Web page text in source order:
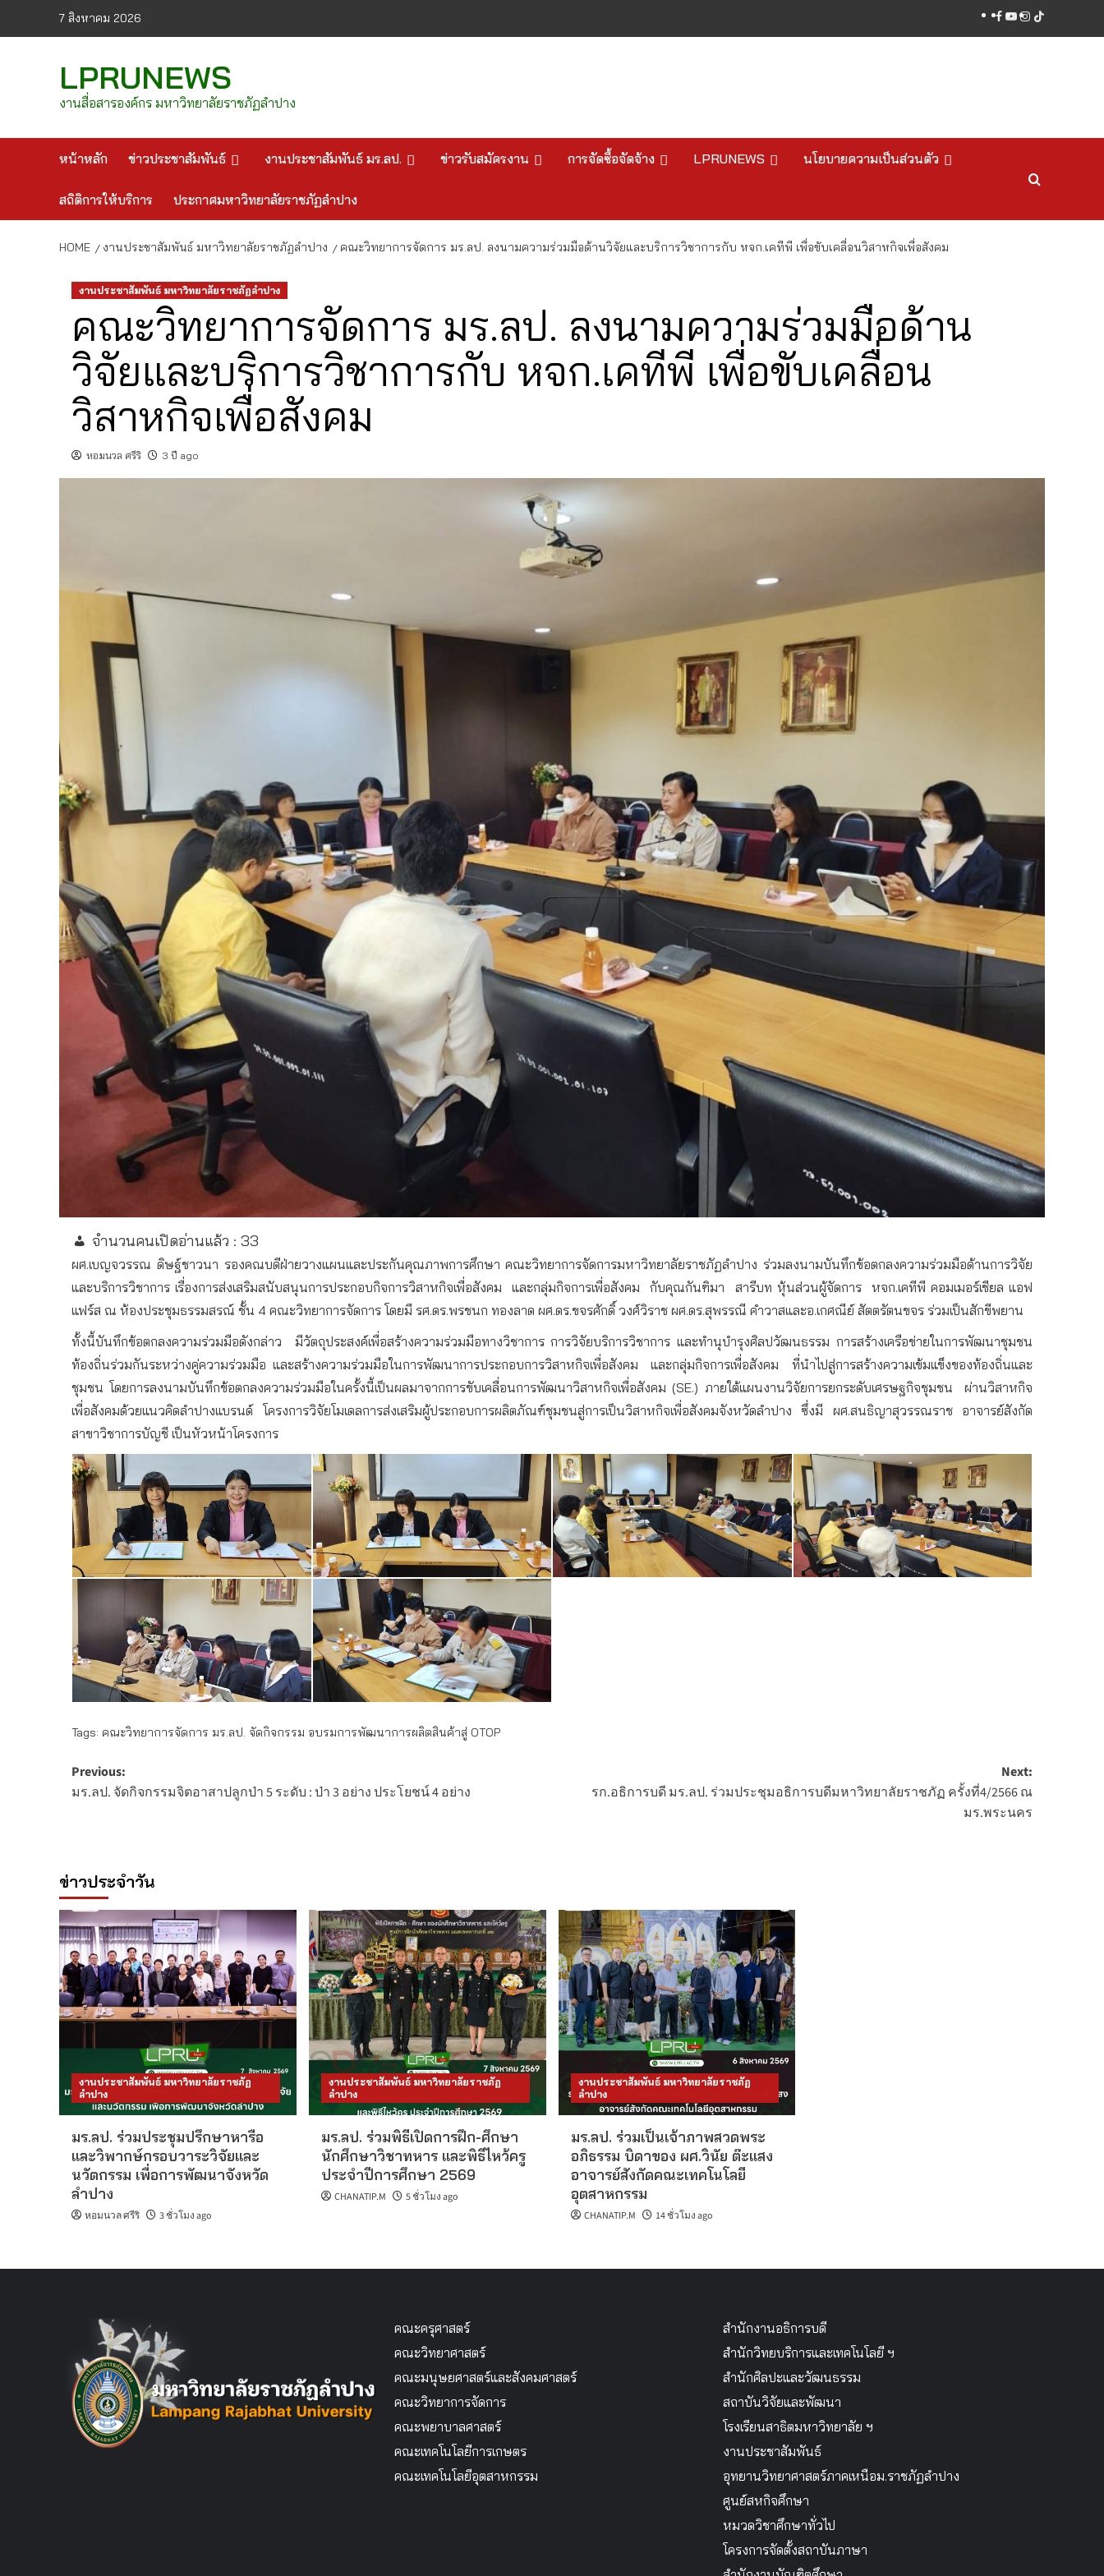
7 สิงหาคม 2026 facebook
youtube
instagram
tiktok
LPRUNEWS
งานสื่อสารองค์กร มหาวิทยาลัยราชภัฏลำปาง
หน้าหลัก ข่าวประชาสัมพันธ์ งานประชาสัมพันธ์ มร.ลป. ข่าวรับสมัครงาน การจัดซื้อจัดจ้าง LPRUNEWS นโยบายความเป็นส่วนตัว
สถิติการให้บริการ ประกาศมหาวิทยาลัยราชภัฏลำปาง
HOME งานประชาสัมพันธ์ มหาวิทยาลัยราชภัฏลำปาง คณะวิทยาการจัดการ มร.ลป. ลงนามความร่วมมือด้านวิจัยและบริการวิชาการกับ หจก.เคทีพี เพื่อขับเคลื่อนวิสาหกิจเพื่อสังคม
งานประชาสัมพันธ์ มหาวิทยาลัยราชภัฏลำปาง
คณะวิทยาการจัดการ มร.ลป. ลงนามความร่วมมือด้าน
วิจัยและบริการวิชาการกับ หจก.เคทีพี เพื่อขับเคลื่อน
วิสาหกิจเพื่อสังคม
หอมนวล ศรีริ 3 ปี ago
จำนวนคนเปิดอ่านแล้ว : 33
ผศ.เบญจวรรณ ดิษฐ์ชาวนา รองคณบดีฝ่ายวางแผนและประกันคุณภาพการศึกษา คณะวิทยาการจัดการมหาวิทยาลัยราชภัฏลำปาง ร่วมลงนามบันทึกข้อตกลงความร่วมมือด้านการวิจัย
และบริการวิชาการ เรื่องการส่งเสริมสนับสนุนการประกอบกิจการวิสาหกิจเพื่อสังคม และกลุ่มกิจการเพื่อสังคม กับคุณกันฑิมา สารีบท หุ้นส่วนผู้จัดการ หจก.เคทีพี คอมเมอร์เชียล แอฟ
แฟร์ส ณ ห้องประชุมธรรมสรณ์ ชั้น 4 คณะวิทยาการจัดการ โดยมี รศ.ดร.พรชนก ทองลาด ผศ.ดร.ขจรศักดิ์ วงศ์วิราช ผศ.ดร.สุพรรณี คำวาสและอ.เกศณีย์ สัตตรัตนขจร ร่วมเป็นสักขีพยาน
ทั้งนี้บันทึกข้อตกลงความร่วมมือดังกล่าว
มีวัตถุประสงค์เพื่อสร้างความร่วมมือทางวิชาการ การวิจัยบริการวิชาการ และทำนุบำรุงศิลปวัฒนธรรม การสร้างเครือข่ายในการพัฒนาชุมชน
ท้องถิ่นร่วมกันระหว่างคู่ความร่วมมือ และสร้างความร่วมมือในการพัฒนาการประกอบการวิสาหกิจเพื่อสังคม และกลุ่มกิจการเพื่อสังคม
ที่นำไปสู่การสร้างความเข้มแข็งของท้องถิ่นและ
ชุมชน โดยการลงนามบันทึกข้อตกลงความร่วมมือในครั้งนี้เป็นผลมาจากการขับเคลื่อนการพัฒนาวิสาหกิจเพื่อสังคม (SE.) ภายใต้แผนงานวิจัยการยกระดับเศรษฐกิจชุมชน
ผ่านวิสาหกิจ
เพื่อสังคมด้วยแนวคิดลำปางแบรนด์ โครงการวิจัยโมเดลการส่งเสริมผู้ประกอบการผลิตภัณฑ์ชุมชนสู่การเป็นวิสาหกิจเพื่อสังคมจังหวัดลำปาง ซึ่งมี ผศ.สนธิญาสุวรรณราช
อาจารย์สังกัด
สาขาวิชาการบัญชี เป็นหัวหน้าโครงการ
Tags: คณะวิทยาการจัดการ มร.ลป. จัดกิจกรรม อบรมการพัฒนาการผลิตสินค้าสู่ OTOP
Post
navigation
Previous:
มร.ลป. จัดกิจกรรมจิตอาสาปลูกป่า 5 ระดับ : ป่า 3 อย่าง ประโยชน์ 4 อย่าง
Next:
รก.อธิการบดี มร.ลป. ร่วมประชุมอธิการบดีมหาวิทยาลัยราชภัฏ ครั้งที่4/2566 ณ
มร.พระนคร
ข่าวประจำวัน
งานประชาสัมพันธ์ มหาวิทยาลัยราชภัฏ
ลำปาง
มร.ลป. ร่วมประชุมปรึกษาหารือ
และวิพากษ์กรอบวาระวิจัยและ
นวัตกรรม เพื่อการพัฒนาจังหวัด
ลำปาง
หอมนวล ศรีริ 3 ชั่วโมง ago
งานประชาสัมพันธ์ มหาวิทยาลัยราชภัฏ
ลำปาง
มร.ลป. ร่วมพิธีเปิดการฝึก-ศึกษา
นักศึกษาวิชาทหาร และพิธีไหว้ครู
ประจำปีการศึกษา 2569
CHANATIP.M 5 ชั่วโมง ago
งานประชาสัมพันธ์ มหาวิทยาลัยราชภัฏ
ลำปาง
มร.ลป. ร่วมเป็นเจ้าภาพสวดพระ
อภิธรรม บิดาของ ผศ.วินัย ต๊ะแสง
อาจารย์สังกัดคณะเทคโนโลยี
อุตสาหกรรม
CHANATIP.M 14 ชั่วโมง ago
คณะครุศาสตร์
คณะวิทยาศาสตร์
คณะมนุษยศาสตร์และสังคมศาสตร์
คณะวิทยาการจัดการ
คณะพยาบาลศาสตร์
คณะเทคโนโลยีการเกษตร
คณะเทคโนโลยีอุตสาหกรรม
สำนักงานอธิการบดี
สำนักวิทยบริการและเทคโนโลยี ฯ
สำนักศิลปะและวัฒนธรรม
สถาบันวิจัยและพัฒนา
โรงเรียนสาธิตมหาวิทยาลัย ฯ
งานประชาสัมพันธ์
อุทยานวิทยาศาสตร์ภาคเหนือม.ราชภัฏลำปาง
ศูนย์สหกิจศึกษา
หมวดวิชาศึกษาทั่วไป
โครงการจัดตั้งสถาบันภาษา